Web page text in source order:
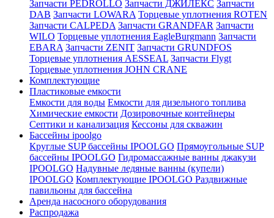
Запчасти PEDROLLO Запчасти ДЖИЛЕКС Запчасти
DAB Запчасти LOWARA Торцевые уплотнения ROTEN
Запчасти CALPEDA Запчасти GRANDFAR Запчасти
WILO Торцевые уплотнения EagleBurgmann Запчасти
EBARA Запчасти ZENIT Запчасти GRUNDFOS
Торцевые уплотнения AESSEAL Запчасти Flygt
Торцевые уплотнения JOHN CRANE
Комплектующие
Пластиковые емкости
Емкости для воды Емкости для дизельного топлива
Химические емкости Дозировочные контейнеры
Септики и канализация Кессоны для скважин
Бассейны ipoolgo
Круглые SUP бассейны IPOOLGO Прямоугольные SUP
бассейны IPOOLGO Гидромассажные ванны джакузи
IPOOLGO Надувные ледяные ванны (купели)
IPOOLGO Комплектующие IPOOLGO Раздвижные
павильоны для бассейна
Аренда насосного оборудования
Распродажа